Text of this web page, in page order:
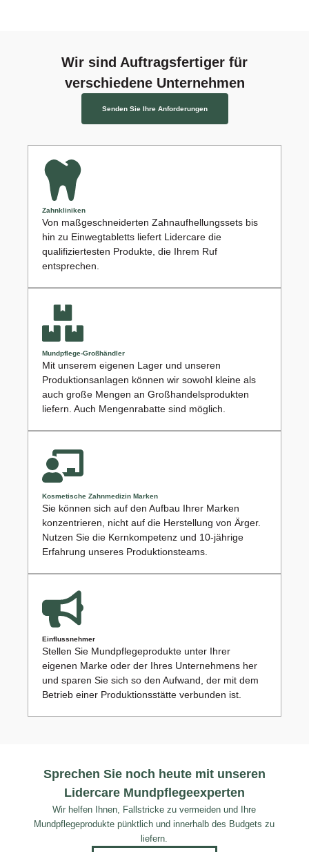
Wir sind Auftragsfertiger für
verschiedene Unternehmen
Senden Sie Ihre Anforderungen
Zahnkliniken
Von maßgeschneiderten Zahnaufhellungssets bis
hin zu Einwegtabletts liefert Lidercare die
qualifiziertesten Produkte, die Ihrem Ruf
entsprechen.
Mundpflege-Großhändler
Mit unserem eigenen Lager und unseren
Produktionsanlagen können wir sowohl kleine als
auch große Mengen an Großhandelsprodukten
liefern. Auch Mengenrabatte sind möglich.
Kosmetische Zahnmedizin Marken
Sie können sich auf den Aufbau Ihrer Marken
konzentrieren, nicht auf die Herstellung von Ärger.
Nutzen Sie die Kernkompetenz und 10-jährige
Erfahrung unseres Produktionsteams.
Einflussnehmer
Stellen Sie Mundpflegeprodukte unter Ihrer
eigenen Marke oder der Ihres Unternehmens her
und sparen Sie sich so den Aufwand, der mit dem
Betrieb einer Produktionsstätte verbunden ist.
Sprechen Sie noch heute mit unseren
Lidercare Mundpflegeexperten
Wir helfen Ihnen, Fallstricke zu vermeiden und Ihre
Mundpflegeprodukte pünktlich und innerhalb des Budgets zu
liefern.